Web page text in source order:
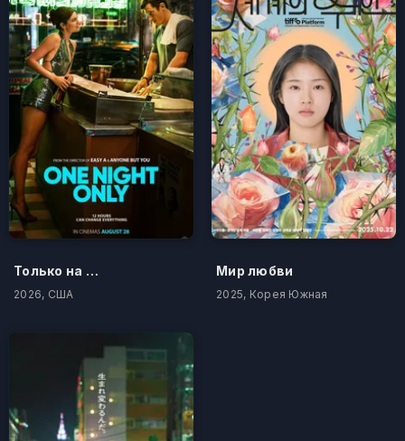
Только на одну ночь
2026, США
Мир любви
2025, Корея Южная